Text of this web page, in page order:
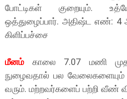
போட்டிகள் குறையும்.
ஒத்துழைப்பார். அதிஷ்ட எண்: 4
கிளிப்பச்சை
மீனம்காலை 7.07 மணி
நுழைவதால் பல
வரும். மற்றவர்களைப் பற்றி வீண்